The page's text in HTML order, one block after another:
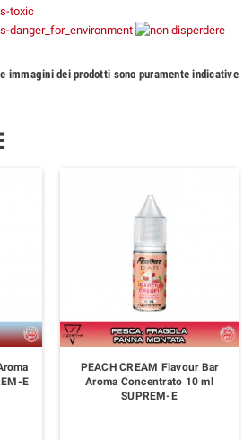
immagini dei prodotti sono puramente indicative
E
PEACH CREAM Flavour Bar
Aroma Concentrato 10 ml
SUPREM-E